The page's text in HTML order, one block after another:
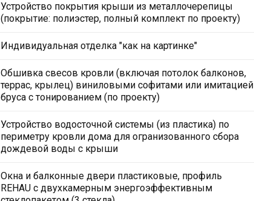
Устройство покрытия крыши из металлочерепицы
(покрытие: полиэстер, полный комплект по проекту)
Индивидуальная отделка "как на картинке"
Обшивка свесов кровли (включая потолок балконов,
террас, крылец) виниловыми софитами или имитацией
бруса с тонированием (по проекту)
Устройство водосточной системы (из пластика) по
периметру кровли дома для огранизованного сбора
дождевой воды с крыши
Окна и балконные двери пластиковые, профиль
REHAU с двухкамерным энергоэффективным